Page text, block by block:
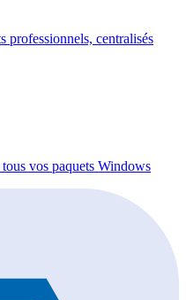
professionnels, centralisés
vos paquets Windows